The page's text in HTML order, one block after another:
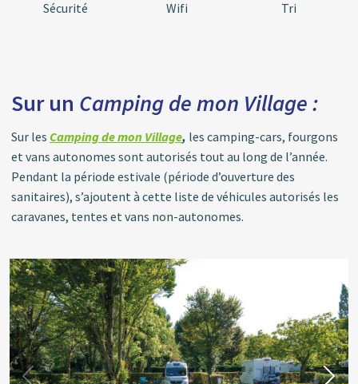
Tri
Sécurité Wifi
Sur un Camping de mon Village :
Sur les Camping de mon Village, les camping-cars, fourgons
et vans autonomes sont autorisés tout au long de l’année.
Pendant la période estivale (période d’ouverture des
sanitaires), s’ajoutent à cette liste de véhicules autorisés les
caravanes, tentes et vans non-autonomes.